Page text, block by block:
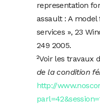
representation
assault : A
services », 23
249 2005.
²Voir les travaux
de la condition
http://